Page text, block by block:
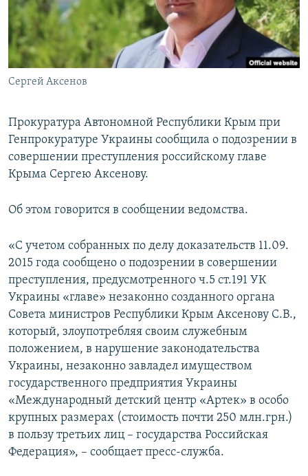
ПОБЕДИТЕЛЕЙ НЕ СУДЯТ?
КРЫМ.НЕПОКОРЕННЫЙ
ELIFBE
УКРАИНСКАЯ ПРОБЛЕМА КРЫМА
ПРИСОЕДИНЯЙТЕСЬ!
Сергей Аксенов
Прокуратура Автономной Республики Крым при
Генпрокуратуре Украины сообщила о подозрении в
совершении преступления российскому главе
Крыма Сергею Аксенову.
Об этом говорится в сообщении ведомства.
«С учетом собранных по делу доказательств 11.09.
2015 года сообщено о подозрении в совершении
преступления, предусмотренного ч.5 ст.191 УК
Украины «главе» незаконно созданного органа
Совета министров Республики Крым Аксенову С.В.,
который, злоупотребляя своим служебным
положением, в нарушение законодательства
Украины, незаконно завладел имуществом
государственного предприятия Украины
«Международный детский центр «Артек» в особо
крупных размерах (стоимость почти 250 млн.грн.)
в пользу третьих лиц – государства Российская
Федерация», – сообщает пресс-служба.